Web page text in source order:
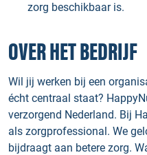
zorg beschikbaar is.
OVER HET BEDRIJF
Wil jij werken bij een
écht centraal staat?
verzorgend Nederland. Bij
als zorgprofessional. We
bijdraagt aan betere zorg.